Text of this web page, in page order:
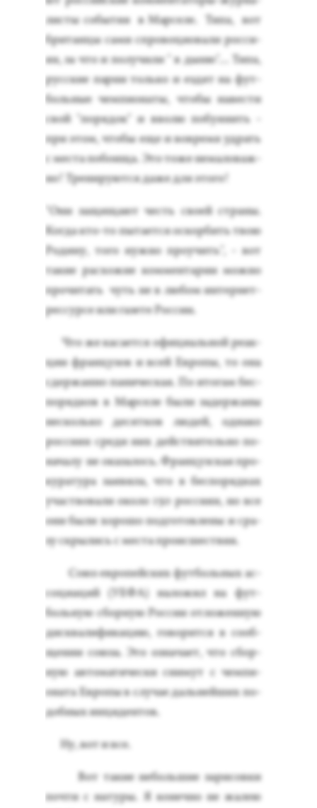
лис­ты со­бытия в Мар­се­ле. Ти­па, вот
бри­тан­цы са­ми спро­воци­ова­ли рос­си­
ян, за что и по­лучи­ли " в ды­ню"… Ти­па,
рус­ские пар­ни толь­ко и ез­дят на фут­
боль­ные чем­пи­она­ты, что­бы на­вес­ти
свой "по­рядок" и вво­лю по­бу­янить -
при этом, что­бы еще и вов­ре­мя уд­рать
с мес­та по­бо­ища. Это то­же не­мало­важ­
но! Тре­ниру­ют­ся да­же для это­го!
"Они за­щища­ют честь сво­ей стра­ны.
Ког­да кто-то пы­та­ет­ся ос­корбить твою
Ро­дину, то­го нуж­но про­учить", - вот
та­кие рас­хо­жие ком­мента­рии мож­но
про­читать чуть не в лю­бом ин­тернет-
рес­сурсе или га­зете Рос­сии.
Что же ка­са­ет­ся офи­ци­аль­ной ре­ак­
ции фран­цу­зов и всей Ев­ро­пы, то она
сдер­жанно па­ничес­кая. По ито­гам бес­
по­ряд­ков в Мар­се­ле бы­ли за­дер­жа­ны
нес­коль­ко де­сят­ков лю­дей, од­на­ко
рос­си­ян сре­ди них дей­стви­тель­но по­
нача­лу не ока­залось. Фран­цуз­ская про­
кура­тура за­яви­ла, что в бес­по­ряд­ках
учас­тво­вали око­ло 150 рос­си­ян, но все
они бы­ли хо­рошо под­го­тов­ле­ны и сра­
зу скры­лись с мес­та про­ис­шес­твия.
Со­юз ев­ро­пей­ских фут­боль­ных ас­
со­ци­аций (У­ЕФА) на­ложил на фут­
боль­ную сбор­ную Рос­сии от­ло­жен­ную
дис­ква­лифи­кацию, го­ворит­ся в со­об­
ще­нии со­юза. Это оз­на­ча­ет, что сбор­
ную ав­то­мати­чес­ки сни­мут с чем­пи­
она­та Ев­ро­пы в слу­чае даль­ней­ших по­
доб­ных ин­ци­ден­тов.
Ну, вот и все.
Вот та­кие не­боль­шие за­рисов­ки
поч­ти с на­туры. Я ко­неч­но не жа­лею